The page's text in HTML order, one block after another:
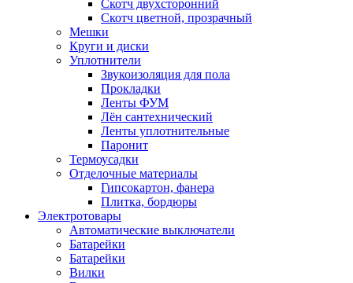
Скотч двухсторонний
Скотч цветной, прозрачный
Мешки
Круги и диски
Уплотнители
Звукоизоляция для пола
Прокладки
Ленты ФУМ
Лён сантехнический
Ленты уплотнительные
Паронит
Термоусадки
Отделочные материалы
Гипсокартон, фанера
Плитка, бордюры
Электротовары
Автоматические выключатели
Батарейки
Батарейки
Вилки